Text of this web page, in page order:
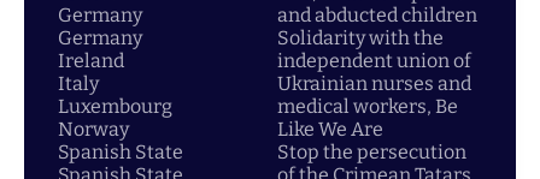
Germany
Germany
Ireland
Italy
Luxembourg
Norway
Spanish State
Spanish State
and abducted children
Solidarity with the
independent union of
Ukrainian nurses and
medical workers, Be
Like We Are
Stop the persecution
of the Crimean Tatars